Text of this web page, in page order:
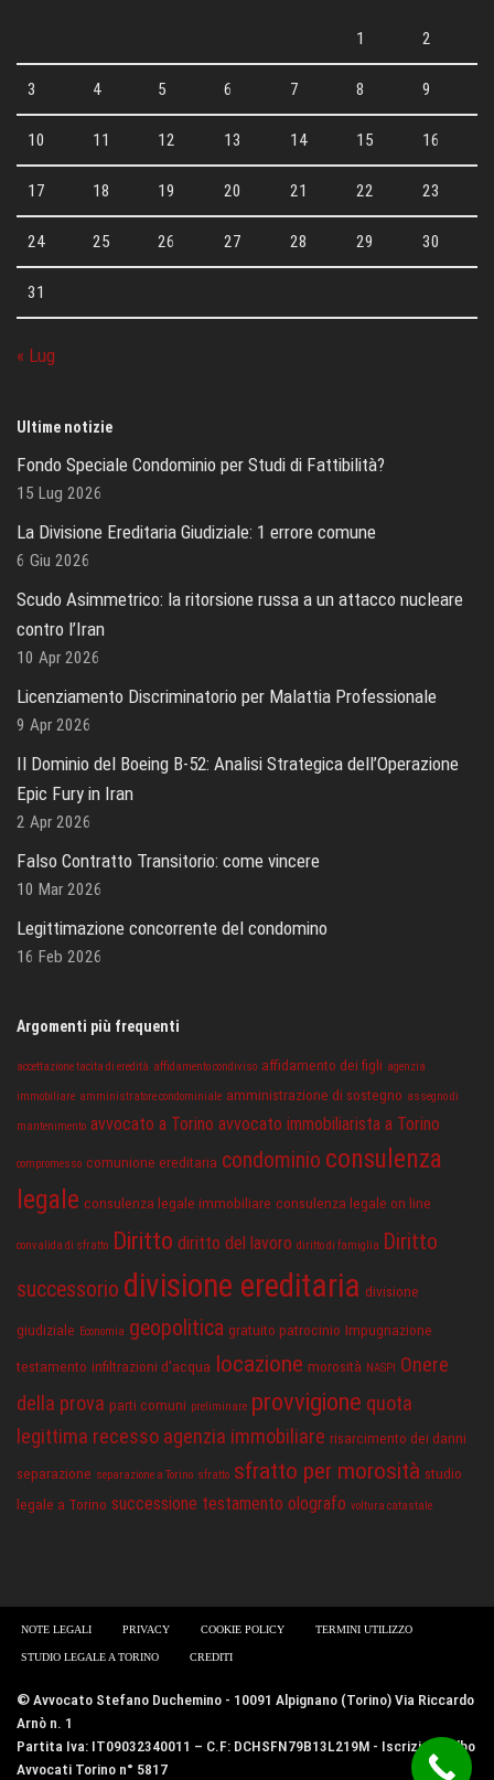
1 2
3 4 5 6 7 8 9
10 11 12 13 14 15 16
17 18 19 20 21 22 23
24 25 26 27 28 29 30
31
« Lug
Ultime notizie
Fondo Speciale Condominio per Studi di Fattibilità?
15 Lug 2026
La Divisione Ereditaria Giudiziale: 1 errore comune
6 Giu 2026
Scudo Asimmetrico: la ritorsione russa a un attacco nucleare
contro l’Iran
10 Apr 2026
Licenziamento Discriminatorio per Malattia Professionale
9 Apr 2026
Il Dominio del Boeing B-52: Analisi Strategica dell’Operazione
Epic Fury in Iran
2 Apr 2026
Falso Contratto Transitorio: come vincere
10 Mar 2026
Legittimazione concorrente del condomino
16 Feb 2026
Argomenti più frequenti
accettazione tacita di eredità affidamento condiviso affidamento dei figli agenzia
immobiliare amministratore condominiale amministrazione di sostegno assegno di
mantenimento avvocato a Torino avvocato immobiliarista a Torino
compromesso comunione ereditaria condominio consulenza
legale consulenza legale immobiliare consulenza legale on line
convalida di sfratto Diritto diritto del lavoro diritto di famiglia Diritto
successorio divisione ereditaria divisione
giudiziale Economia geopolitica gratuito patrocinio Impugnazione
testamento infiltrazioni d'acqua locazione morosità NASPI Onere
della prova parti comuni preliminare provvigione quota
legittima recesso agenzia immobiliare risarcimento dei danni
separazione separazione a Torino sfratto sfratto per morosità studio
legale a Torino successione testamento olografo voltura catastale
NOTE LEGALI PRIVACY COOKIE POLICY TERMINI UTILIZZO
STUDIO LEGALE A TORINO CREDITI
© Avvocato Stefano Duchemino - 10091 Alpignano (Torino) Via Riccardo
Arnò n. 1
Partita Iva: IT09032340011 – C.F: DCHSFN79B13L219M - Iscrizione Albo
Avvocati Torino n° 5817